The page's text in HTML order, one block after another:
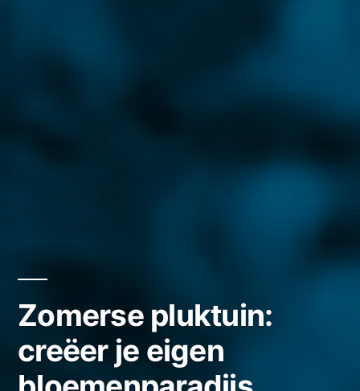
Zomerse pluktuin:
creëer je eigen